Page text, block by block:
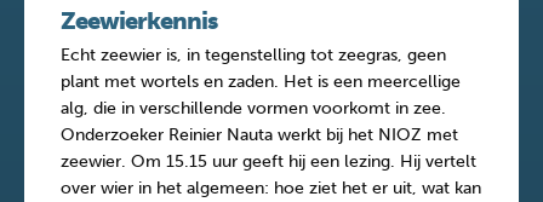
Zeewierkennis
Echt zeewier is, in tegenstelling tot zeegras, geen
plant met wortels en zaden. Het is een meercellige
alg, die in verschillende vormen voorkomt in zee.
Onderzoeker Reinier Nauta werkt bij het NIOZ met
zeewier. Om 15.15 uur geeft hij een lezing. Hij vertelt
over wier in het algemeen: hoe ziet het er uit, wat kan